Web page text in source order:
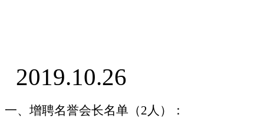
2019.10.26
一、增聘名誉会长名单（2人）：